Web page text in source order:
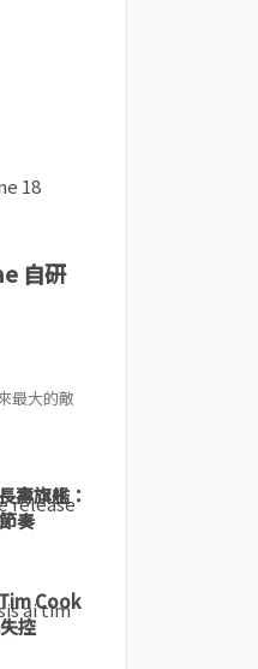
自研
最大的敵
壽旗艦：
奏
Cook
控